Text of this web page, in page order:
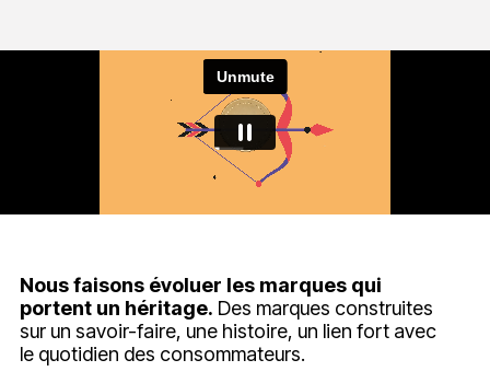
Nous faisons évoluer les marques qui
portent un héritage. Des marques construites
sur un savoir-faire, une histoire, un lien fort avec
le quotidien des consommateurs.